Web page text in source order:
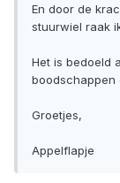
En door de
stuurwiel raak
Het is bedoeld
boodschappen
Groetjes,
Appelflapje